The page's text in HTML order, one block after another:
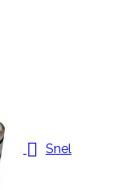
 Snel